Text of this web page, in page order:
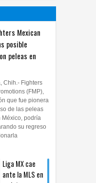
taller de mini
Mexican
posible
peleas en
Chih.- Fighters
(FMP),
que fue pionera
de las peleas
México, podría
su regreso
Liga MX cae
ante la MLS en